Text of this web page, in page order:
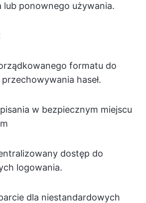
lub ponownego używania.
formatu do
haseł.
w bezpiecznym miejscu
dostęp do
logowania.
dla niestandardowych